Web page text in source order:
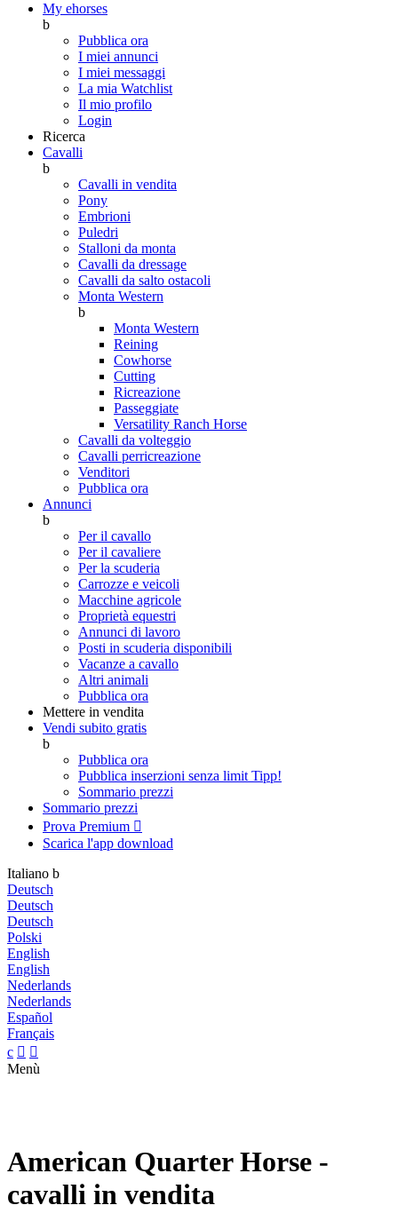
My ehorses
b
Pubblica ora
I miei annunci
I miei messaggi
La mia Watchlist
Il mio profilo
Login
Ricerca
Cavalli
b
Cavalli in vendita
Pony
Embrioni
Puledri
Stalloni da monta
Cavalli da dressage
Cavalli da salto ostacoli
Monta Western
b
Monta Western
Reining
Cowhorse
Cutting
Ricreazione
Passeggiate
Versatility Ranch Horse
Cavalli da volteggio
Cavalli perricreazione
Venditori
Pubblica ora
Annunci
b
Per il cavallo
Per il cavaliere
Per la scuderia
Carrozze e veicoli
Macchine agricole
Proprietà equestri
Annunci di lavoro
Posti in scuderia disponibili
Vacanze a cavallo
Altri animali
Pubblica ora
Mettere in vendita
Vendi subito gratis
b
Pubblica ora
Pubblica inserzioni senza limit Tipp!
Sommario prezzi
Sommario prezzi
Prova Premium 
Scarica l'app download
Italiano b
Deutsch
Deutsch
Deutsch
Polski
English
English
Nederlands
Nederlands
Español
Français
c  
Menù
American Quarter Horse -
cavalli in vendita